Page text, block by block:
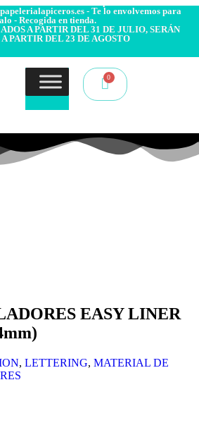
- Te lo envolvemos para
- Recogida en tienda.
A PARTIR DEL 31 DE JULIO, SERÁN
PARTIR DEL 23 DE AGOSTO
EASY LINER
, LETTERING, MATERIAL DE